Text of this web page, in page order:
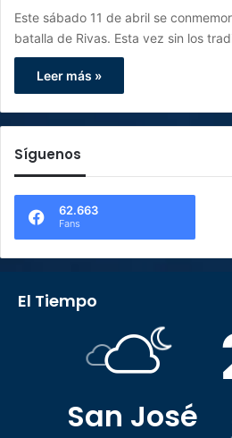
Este sábado 11 de abril se
batalla de Rivas. Esta vez sin los
Leer más »
Síguenos
62.663
Fans
El Tiempo
San José